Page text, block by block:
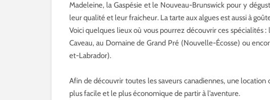
Madeleine, la Gaspésie et le Nouveau-Brunswick pour y
leur qualité et leur fraicheur. La tarte aux algues est aussi à
Voici quelques lieux où vous pourrez découvrir ces spécialités
Caveau, au Domaine de Grand Pré (Nouvelle-Écosse) ou
et-Labrador).
Afin de découvrir toutes les saveurs canadiennes, une location
plus facile et le plus économique de partir à l’aventure.